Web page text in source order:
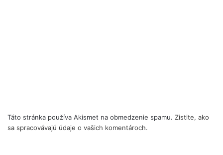
Táto stránka používa Akismet na obmedzenie spamu. Zistite, ako
sa spracovávajú údaje o vašich komentároch.